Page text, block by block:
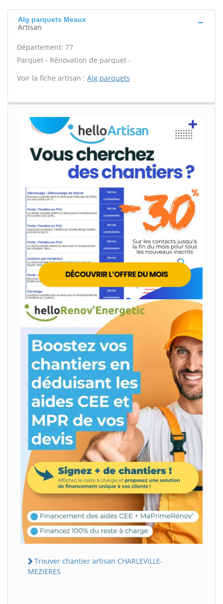
Alg parquets Meaux
Artisan
Département: 77
Parquet - Rénovation de parquet -
Voir la fiche artisan : Alg parquets
Trouver chantier artisan CHARLEViLLE-
MEZiERES